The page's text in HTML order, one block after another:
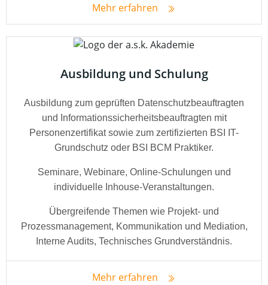
Mehr erfahren
Ausbildung und Schulung
Ausbildung zum geprüften Datenschutzbeauftragten
und Informationssicherheitsbeauftragten mit
Personenzertifikat sowie zum zertifizierten BSI IT-
Grundschutz oder BSI BCM Praktiker.
Seminare, Webinare, Online-Schulungen und
individuelle Inhouse-Veranstaltungen.
Übergreifende Themen wie Projekt- und
Prozessmanagement, Kommunikation und Mediation,
Interne Audits, Technisches Grundverständnis.
Mehr erfahren